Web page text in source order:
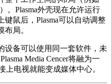
。Plasma外壳现在允许运行
鼠后，Plasma可以自动调整
局。
设备可以使用同一套软件，未
Media Cencer将融为一
电视就能变成媒体中心。